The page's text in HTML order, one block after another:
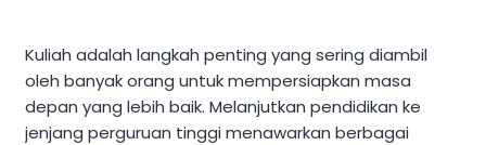
Kuliah adalah langkah penting yang sering diambil
oleh banyak orang untuk mempersiapkan masa
depan yang lebih baik. Melanjutkan pendidikan ke
jenjang perguruan tinggi menawarkan berbagai